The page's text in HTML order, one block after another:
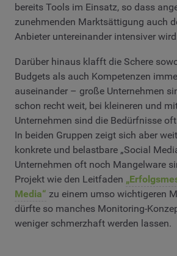
bereits Tools im Einsatz, so dass
zunehmenden Marktsättigung auch
Anbieter untereinander intensiver
Darüber hinaus klafft die Schere
Budgets als auch Kompetenzen
auseinander – große Unternehmen
schon recht weit, bei kleineren und
Unternehmen sind die Bedürfnisse
In beiden Gruppen zeigt sich aber
konkrete und belastbare „Social
Unternehmen oft noch Mangelware
Projekt wie den Leitfaden
Media“ zu einem umso wichtigeren
dürfte so manches Monitoring-
weniger schmerzhaft werden lassen.